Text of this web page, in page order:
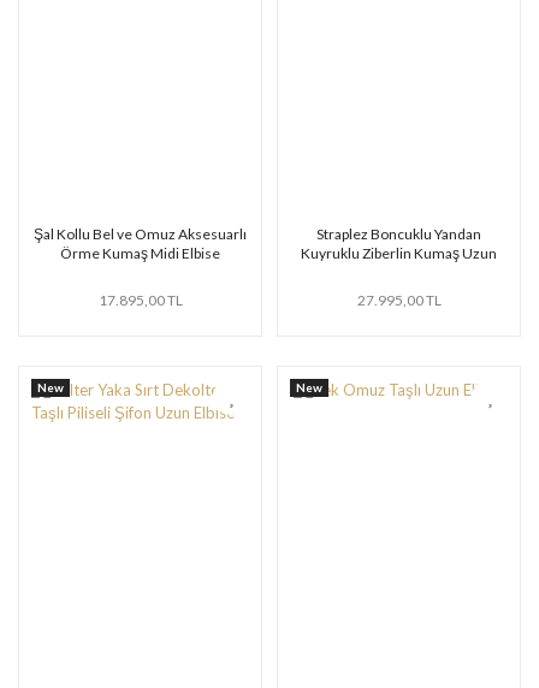
Şal Kollu Bel ve Omuz Aksesuarlı
Örme Kumaş Midi Elbise
17.895,00 TL
Straplez Boncuklu Yandan
Kuyruklu Ziberlin Kumaş Uzun
27.995,00 TL
New New